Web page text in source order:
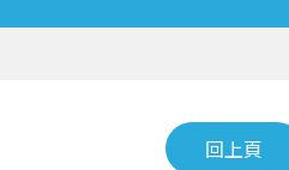
回上頁